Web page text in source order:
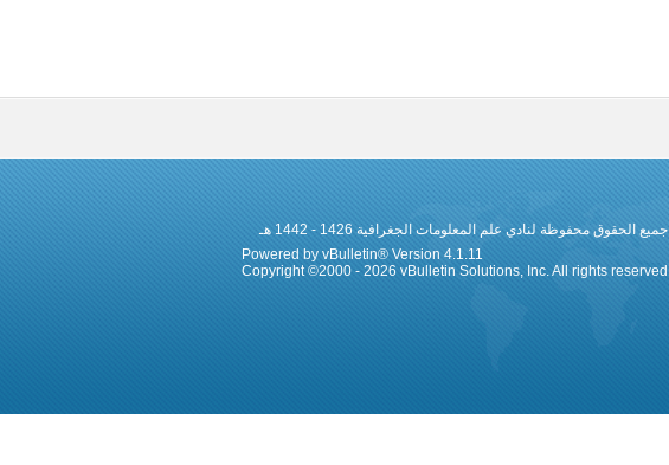
جميع الحقوق محفوظة لنادي علم المعلومات الجغرافية 1426 - 1442 هـ
Powered by vBulletin® Version 4.1.11
Copyright ©2000 - 2026 vBulletin Solutions, Inc. All rights reserved